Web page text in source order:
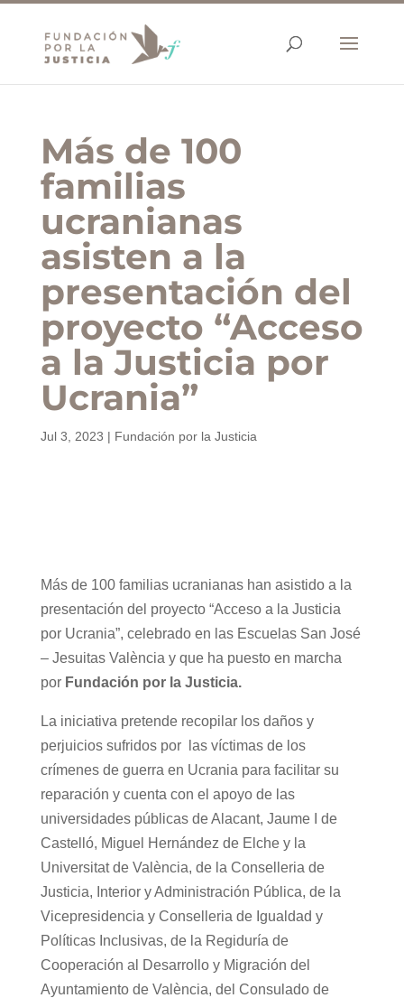
Más de 100
familias
ucranianas
asisten a la
presentación del
proyecto “Acceso
a la Justicia por
Ucrania”
Jul 3, 2023 | Fundación por la Justicia
Más de 100 familias ucranianas han asistido a la
presentación del proyecto “Acceso a la Justicia
por Ucrania”, celebrado en las Escuelas San José
– Jesuitas València y que ha puesto en marcha
por Fundación por la Justicia.
La iniciativa pretende recopilar los daños y
perjuicios sufridos por las víctimas de los
crímenes de guerra en Ucrania para facilitar su
reparación y cuenta con el apoyo de las
universidades públicas de Alacant, Jaume I de
Castelló, Miguel Hernández de Elche y la
Universitat de València, de la Conselleria de
Justicia, Interior y Administración Pública, de la
Vicepresidencia y Conselleria de Igualdad y
Políticas Inclusivas, de la Regiduría de
Cooperación al Desarrollo y Migración del
Ayuntamiento de València, del Consulado de